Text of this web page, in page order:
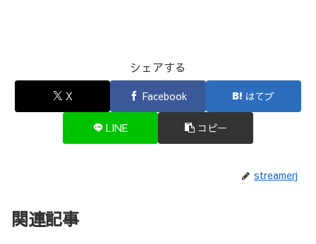
シェアする
X Facebook はてブ
LINE コピー
streamerj
関連記事